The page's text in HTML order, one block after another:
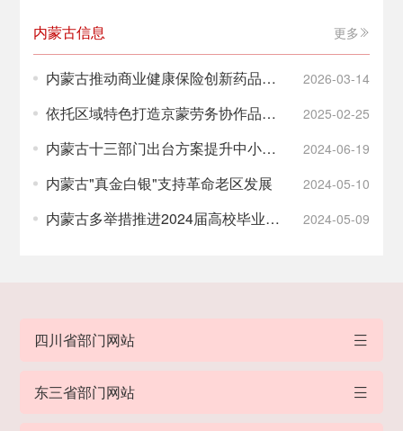
内蒙古信息 更多
内蒙古推动商业健康保险创新药品落
2026-03-14
依托区域特色打造京蒙劳务协作品牌
稳定就业
2025-02-25
内蒙古十三部门出台方案提升中小学
2024-06-19
内蒙古"真金白银"支持革命老区发展 2024-05-10
内蒙古多举措推进2024届高校毕业生
2024-05-09
四川省部门网站
东三省部门网站